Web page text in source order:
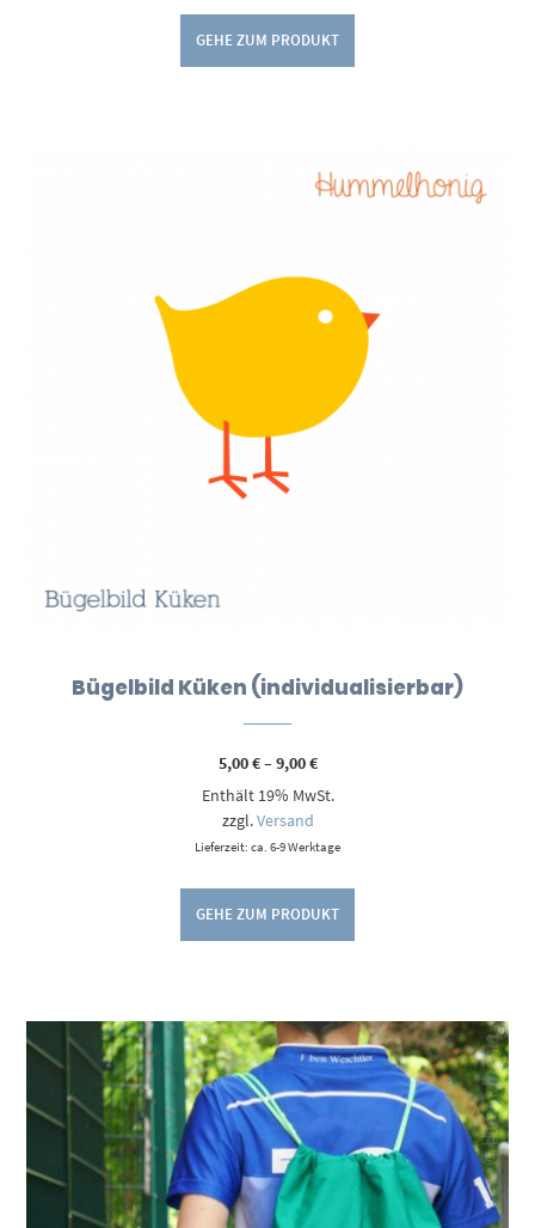
GEHE ZUM PRODUKT
Bügelbild Küken (individualisierbar)
5,00€–9,00€Preisspanne:
bis
Enthält 19% MwSt.
zzgl.Versand
Lieferzeit: ca. 6-9 Werktage
GEHE ZUM PRODUKT